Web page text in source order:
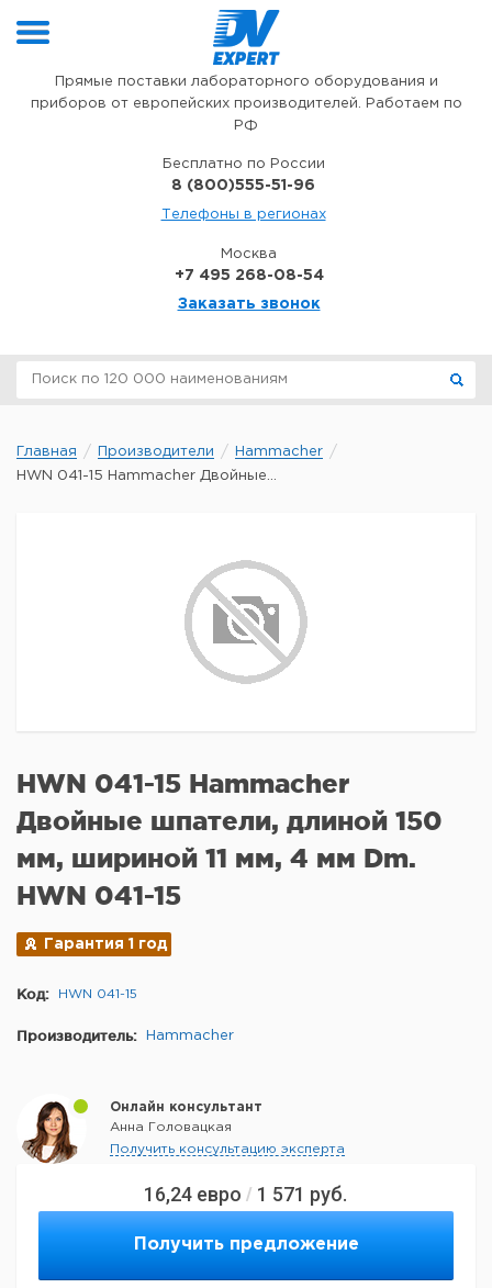
Прямые поставки лабораторного оборудования и
приборов от европейских производителей. Работаем по
РФ
Бесплатно по России
8 (800)555-51-96
Телефоны в регионах
Москва
+7 495 268-08-54
Заказать звонок
Главная Производители
Hammacher
HWN 041-15 Hammacher Двойные...
16,24 евро / 1 571 руб.
Получить предложение
HWN 041-15 Hammacher
Двойные шпатели, длиной 150
мм, шириной 11 мм, 4 мм Dm.
HWN 041-15
Гарантия 1 год
Код: HWN 041-15
Производитель: Hammacher
Онлайн консультант
Анна Головацкая
Получить консультацию эксперта